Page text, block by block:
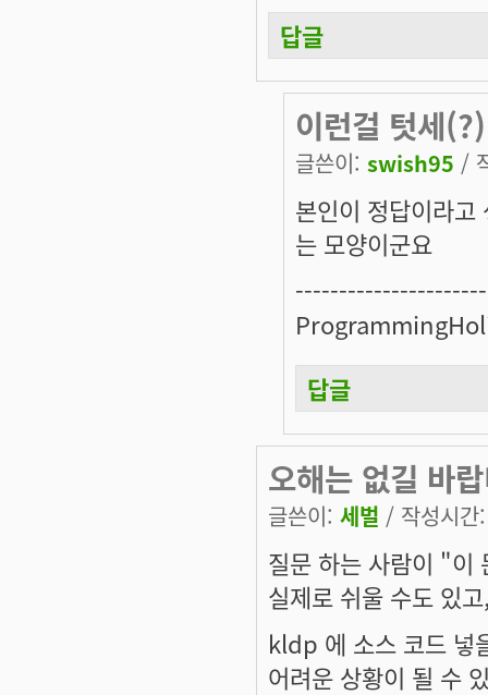
답글
이런걸 텃세
글쓴이: swish95 /
본인이 정답이라고
는 모양이군요
답글
오해는 없길 바
글쓴이: 세벌 / 작성시
질문 하는 사람이 "이
실제로 쉬울 수도 있
kldp 에 소스 코드 넣
어려운 상황이 될 수